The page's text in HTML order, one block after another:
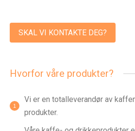
SKAL VI KONTAKTE DEG?
Hvorfor våre produkter?
Vi er en totalleverandør av
produkter.